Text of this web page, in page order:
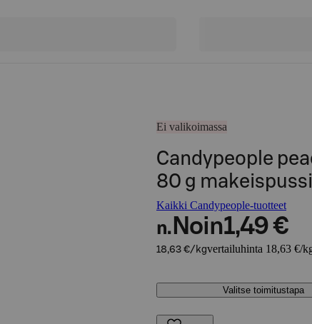
Ei valikoimassa
Candypeople
80 g makeispussi
Kaikki Candypeople-tuotteet
n. Noin1,49 €
18,63 €/kgvertailuhinta 18,63 €/
Valitse toimitustapa